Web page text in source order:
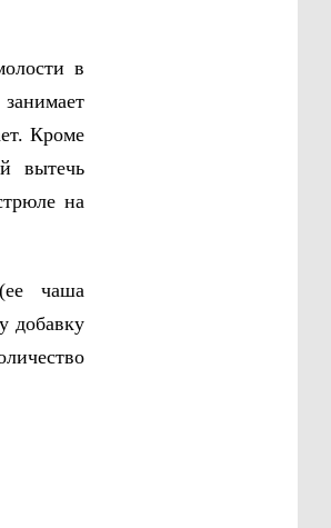
в
Кроме
вытечь
на
чаша
добавку